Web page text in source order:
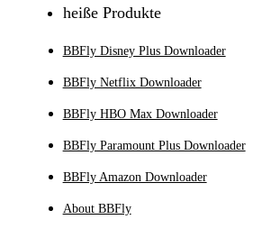
heiße Produkte
BBFly Disney Plus Downloader
BBFly Netflix Downloader
BBFly HBO Max Downloader
BBFly Paramount Plus Downloader
BBFly Amazon Downloader
About BBFly